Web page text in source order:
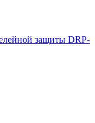
защиты DRP-